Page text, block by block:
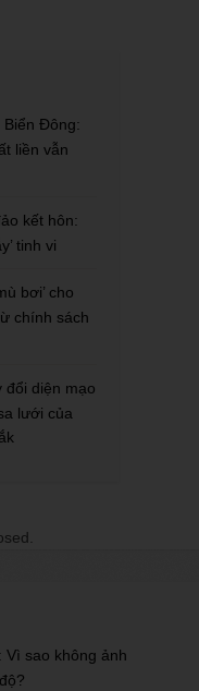
Biển Đông:
liền vẫn
kết hôn:
tinh vi
bơi’ cho
chính sách
đổi diện mạo
lưới của
Vì sao không ảnh